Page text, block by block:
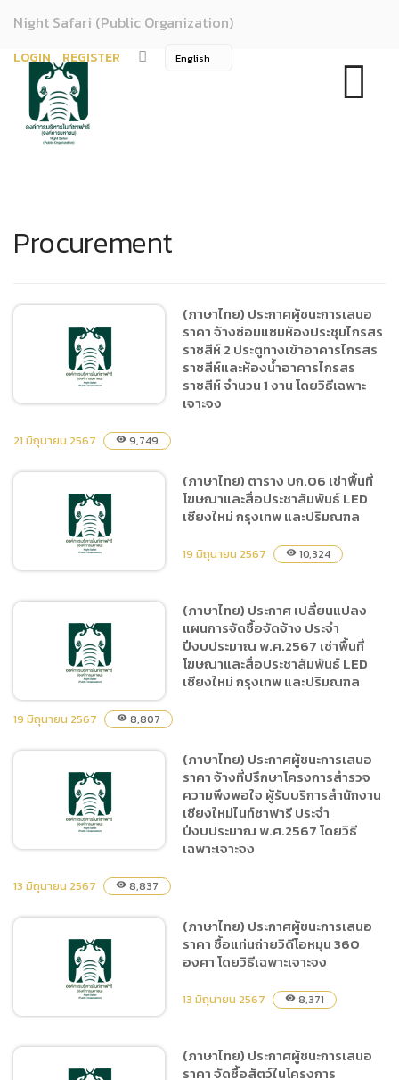
Night Safari (Public Organization)
LOGIN REGISTER
Procurement
(ภาษาไทย) ประกาศผู้ชนะการ
ประชุมไกรสรราชสีห์ 2 ประตู
ทางเข้าอาคารไกรสรราชสีห์
และห้องน้ำอาคารไกรสร
ราชสีห์ จำนวน 1 งาน โดยวิธี
(ภาษาไทย) ประกาศผู้ชนะการเสนอ
ราคา จ้างซ่อมแซมห้องประชุมไกรสร
ราชสีห์ 2 ประตูทางเข้าอาคารไกรสร
ราชสีห์และห้องน้ำอาคารไกรสร
ราชสีห์ จำนวน 1 งาน โดยวิธีเฉพาะ
เจาะจง
21 มิถุนายน 2567 visibility 9,749
(ภาษาไทย) ตาราง บก.06 เช่า
พื้นที่โฆษณาและสื่อ
ประชาสัมพันธ์ LED เชียงใหม่
กรุงเทพ และปริมณฑล
(ภาษาไทย) ตาราง บก.06 เช่าพื้นที่
โฆษณาและสื่อประชาสัมพันธ์ LED
เชียงใหม่ กรุงเทพ และปริมณฑล
19 มิถุนายน 2567 visibility 10,324
เปลี่ยนแปลงแผนการจัดซื้อ
จัดจ้าง ประจำปีงบประมาณ
พ.ศ.2567 เช่าพื้นที่โฆษณา
และสื่อประชาสัมพันธ์ LED
ปริมณฑล
(ภาษาไทย) ประกาศ เปลี่ยนแปลง
แผนการจัดซื้อจัดจ้าง ประจำ
ปีงบประมาณ พ.ศ.2567 เช่าพื้นที่
โฆษณาและสื่อประชาสัมพันธ์ LED
เชียงใหม่ กรุงเทพ และปริมณฑล
19 มิถุนายน 2567 visibility 8,807
(ภาษาไทย) ประกาศผู้ชนะการ
โครงการสำรวจความพึงพอใจ
ผู้รับบริการสำนักงานเชียง
ใหม่ไนท์ซาฟารี ประจำ
ปีงบประมาณ พ.ศ.2567 โดย
(ภาษาไทย) ประกาศผู้ชนะการเสนอ
ราคา จ้างที่ปรึกษาโครงการสำรวจ
ความพึงพอใจ ผู้รับบริการสำนักงาน
เชียงใหม่ไนท์ซาฟารี ประจำ
ปีงบประมาณ พ.ศ.2567 โดยวิธี
เฉพาะเจาะจง
13 มิถุนายน 2567 visibility 8,837
(ภาษาไทย) ประกาศผู้ชนะการเสนอ
ราคา ซื้อแท่นถ่ายวิดีโอหมุน 360
องศา โดยวิธีเฉพาะเจาะจง
13 มิถุนายน 2567 visibility 8,371
(ภาษาไทย) ประกาศผู้ชนะการเสนอ
ราคา จัดซื้อสัตว์ในโครงการ